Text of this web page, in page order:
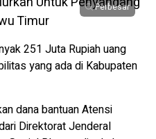
Perbesar
251 Juta Rupiah uang
yang ada di Kabupaten
dana bantuan Atensi
Direktorat Jenderal